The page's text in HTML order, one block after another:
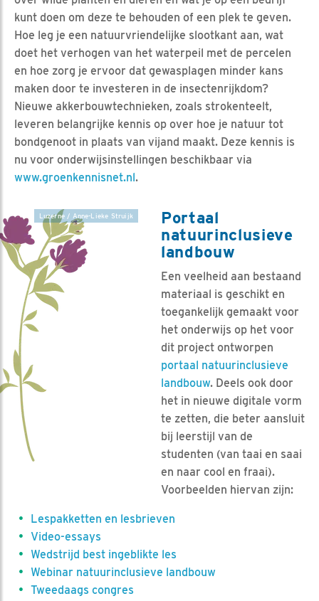
kunt doen om deze te behouden of een plek te geven.
Hoe leg je een natuurvriendelijke slootkant aan, wat
doet het verhogen van het waterpeil met de percelen
en hoe zorg je ervoor dat gewasplagen minder kans
maken door te investeren in de insectenrijkdom?
Nieuwe akkerbouwtechnieken, zoals strokenteelt,
leveren belangrijke kennis op over hoe je natuur tot
bondgenoot in plaats van vijand maakt. Deze kennis is
nu voor onderwijsinstellingen beschikbaar via
www.groenkennisnet.nl.
Luzerne / Anne-Lieke Struijk
Portaal
natuurinclusieve
landbouw
Een veelheid aan bestaand
materiaal is geschikt en
toegankelijk gemaakt voor
het onderwijs op het voor
dit project ontworpen
portaal natuurinclusieve
landbouw. Deels ook door
het in nieuwe digitale vorm
te zetten, die beter aansluit
bij leerstijl van de
studenten (van taai en saai
en naar cool en fraai).
Voorbeelden hiervan zijn:
Lespakketten en lesbrieven
Video-essays
Wedstrijd best ingeblikte les
Webinar natuurinclusieve landbouw
Tweedaags congres